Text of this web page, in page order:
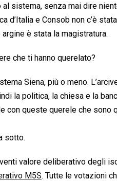
sistema, senza mai dire
d’Italia e Consob non c’è
argine è stata la magistratura.
che ti hanno querelato?
Siena, più o meno.
la politica, la chiesa e la
con queste querele che sono
sotto.
valore deliberativo degli
M5S. Tutte le votazioni